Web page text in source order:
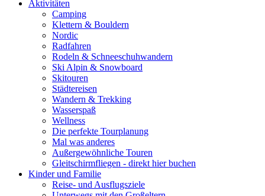
Aktivitäten
Camping
Klettern & Bouldern
Nordic
Radfahren
Rodeln & Schneeschuhwandern
Ski Alpin & Snowboard
Skitouren
Städtereisen
Wandern & Trekking
Wasserspaß
Wellness
Die perfekte Tourplanung
Mal was anderes
Außergewöhnliche Touren
Gleitschirmfliegen - direkt hier buchen
Kinder und Familie
Reise- und Ausflugsziele